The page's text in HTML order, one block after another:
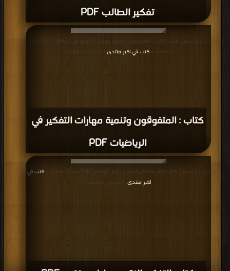
تفكير الطالب PDF
كتاب : المتفوقون وتنمية مهارات التفكير في
الرياضيات PDF
| مكتبة >كتب في اكبر منتدى | التحميل : مرة/مرات
قراءة و تحميل كتاب كتاب التفكير النقدي دليل مختصر PDF مجانا | مكتبة >
كتب في
اكبر منتدى
| التحميل : مرة/مرات